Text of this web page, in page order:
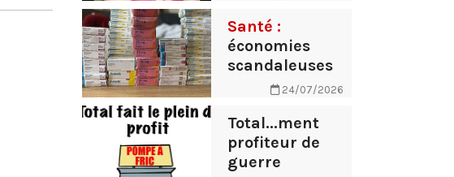
Santé :
économies
scandaleuses
24/07/2026
Total...ment
profiteur de
guerre